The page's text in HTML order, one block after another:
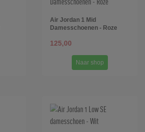
Air Jordan 1 Mid
Damesschoenen - Roze
125,00
Naar shop